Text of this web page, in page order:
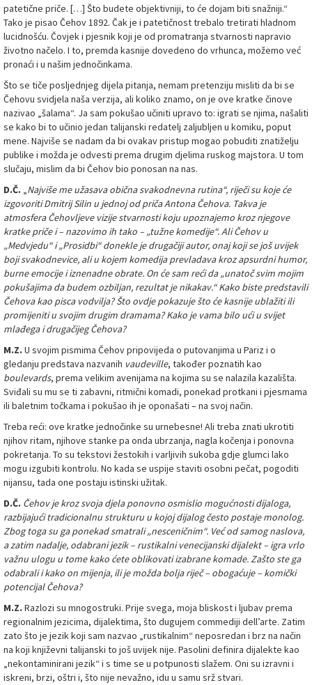
patetične priče. […] Što budete objektivniji, to će dojam biti snažniji.“
Tako je pisao Čehov 1892. Čak je i patetičnost trebalo tretirati hladnom
lucidnošću. Čovjek i pjesnik koji je od promatranja stvarnosti napravio
životno načelo. I to, premda kasnije dovedeno do vrhunca, možemo već
pronaći i u našim jednočinkama.
Što se tiče posljednjeg dijela pitanja, nemam pretenziju misliti da bi se
Čehovu svidjela naša verzija, ali koliko znamo, on je ove kratke činove
nazivao „šalama“. Ja sam pokušao učiniti upravo to: igrati se njima, našaliti
se kako bi to učinio jedan talijanski redatelj zaljubljen u komiku, poput
mene. Najviše se nadam da bi ovakav pristup mogao pobuditi znatiželju
publike i možda je odvesti prema drugim djelima ruskog majstora. U tom
slučaju, mislim da bi Čehov bio ponosan na nas.
D.Č. „Najviše me užasava obična svakodnevna rutina“, riječi su koje će
izgovoriti Dmitrij Silin u jednoj od priča Antona Čehova. Takva je
atmosfera Čehovljeve vizije stvarnosti koju upoznajemo kroz njegove
kratke priče i – nazovimo ih tako – „tužne komedije“. Ali Čehov u
„Medvjedu“ i „Prosidbi“ donekle je drugačiji autor, onaj koji se još uvijek
boji svakodnevice, ali u kojem komedija prevladava kroz apsurdni humor,
burne emocije i iznenadne obrate. On će sam reći da „unatoč svim mojim
pokušajima da budem ozbiljan, rezultat je nikakav.“ Kako biste predstavili
Čehova kao pisca vodvilja? Što ovdje pokazuje što će kasnije ublažiti ili
promijeniti u svojim drugim dramama? Kako je vama bilo ući u svijet
mlađega i drugačijeg Čehova?
M.Z. U svojim pismima Čehov pripovijeda o putovanjima u Pariz i o
gledanju predstava nazvanih vaudeville, također poznatih kao
boulevards, prema velikim avenijama na kojima su se nalazila kazališta.
Sviđali su mu se ti zabavni, ritmični komadi, ponekad protkani i pjesmama
ili baletnim točkama i pokušao ih je oponašati – na svoj način.
Treba reći: ove kratke jednočinke su urnebesne! Ali treba znati ukrotiti
njihov ritam, njihove stanke pa onda ubrzanja, nagla kočenja i ponovna
pokretanja. To su tekstovi žestokih i varljivih sukoba gdje glumci lako
mogu izgubiti kontrolu. No kada se uspije staviti osobni pečat, pogoditi
nijansu, tada one postaju istinski užitak.
D.Č. Čehov je kroz svoja djela ponovno osmislio mogućnosti dijaloga,
razbijajući tradicionalnu strukturu u kojoj dijalog često postaje monolog.
Zbog toga su ga ponekad smatrali „nesceničnim“. Već od samog naslova,
a zatim nadalje, odabrani jezik – rustikalni venecijanski dijalekt – igra vrlo
važnu ulogu u tome kako ćete oblikovati izabrane komade. Zašto ste ga
odabrali i kako on mijenja, ili je možda bolja riječ – obogaćuje – komički
potencijal Čehova?
M.Z. Razlozi su mnogostruki. Prije svega, moja bliskost i ljubav prema
regionalnim jezicima, dijalektima, što dugujem commediji dell’arte. Zatim
zato što je jezik koji sam nazvao „rustikalnim“ neposredan i brz na način
na koji književni talijanski to još uvijek nije. Pasolini definira dijalekte kao
„nekontaminirani jezik“ i s time se u potpunosti slažem. Oni su izravni i
iskreni, brzi, oštri i, što nije nevažno, idu u samu srž stvari.